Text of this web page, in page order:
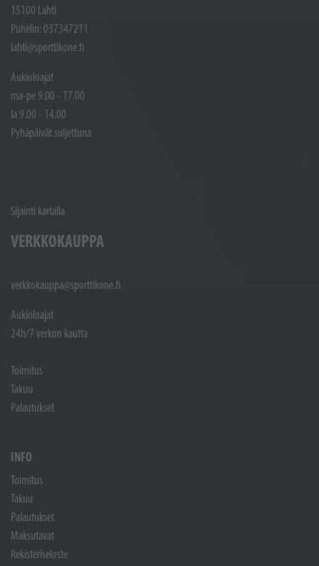
15100 Lahti
Puhelin: 037347211
lahti@sporttikone.fi
Aukioloajat
ma-pe 9.00 - 17.00
la 9.00 - 14.00
Pyhäpäivät suljettuna
Sijainti kartalla
VERKKOKAUPPA
verkkokauppa@sporttikone.fi
Aukioloajat
24h/7 verkon kautta
Toimitus
Takuu
Palautukset
INFO
Toimitus
Takuu
Palautukset
Maksutavat
Rekisteriseloste